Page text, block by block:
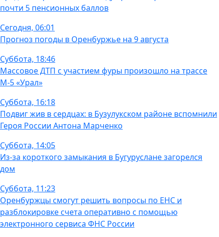
почти 5 пенсионных баллов
Сегодня, 06:01
Прогноз погоды в Оренбуржье на 9 августа
Суббота, 18:46
Массовое ДТП с участием фуры произошло на трассе
М-5 «Урал»
Суббота, 16:18
Подвиг жив в сердцах: в Бузулукском районе вспомнили
Героя России Антона Марченко
Суббота, 14:05
Из-за короткого замыкания в Бугуруслане загорелся
дом
Суббота, 11:23
Оренбуржцы смогут решить вопросы по ЕНС и
разблокировке счета оперативно с помощью
электронного сервиса ФНС России